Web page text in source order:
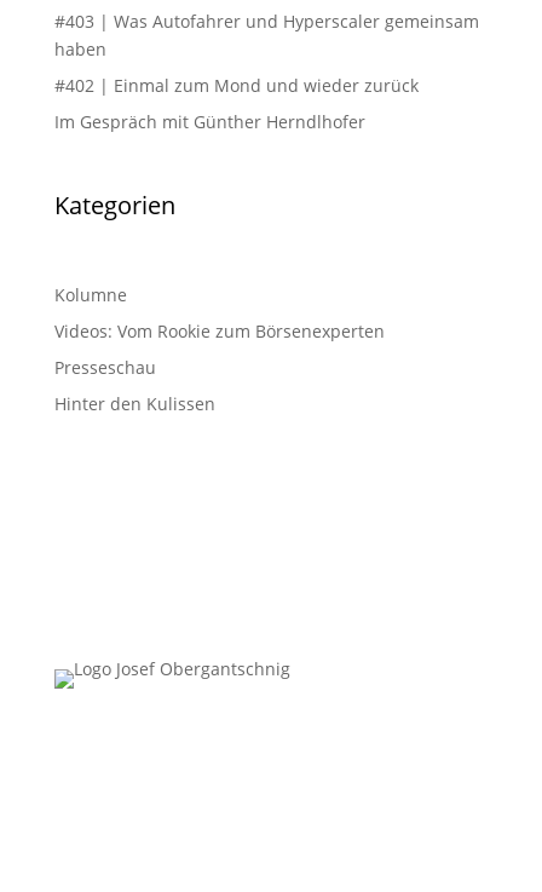
#403 | Was Autofahrer und Hyperscaler gemeinsam
haben
#402 | Einmal zum Mond und wieder zurück
Im Gespräch mit Günther Herndlhofer
Kategorien
Kolumne
Videos: Vom Rookie zum Börsenexperten
Presseschau
Hinter den Kulissen